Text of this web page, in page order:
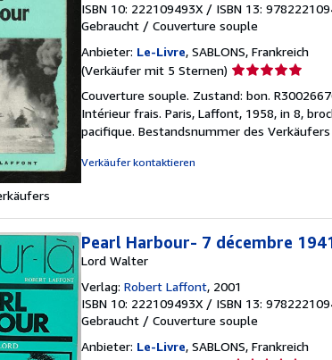
ISBN 10: 222109493X / ISBN 13:
Gebraucht / Couverture souple
Anbieter: Le-Livre, SABLONS, Frankreich
(Verkäufer mit 5 Sternen)
von
5
Sternen
Couverture souple. Zustand: bon.
Intérieur frais. Paris, Laffont, 1958, in 8,
pacifique. Bestandsnummer des Verkäufers
Verkäufer kontaktieren
Pearl Harbour- 7 décembre
Lord Walter
Verlag: Robert Laffont, 2001
ISBN 10: 222109493X / ISBN 13:
Gebraucht / Couverture souple
Anbieter: Le-Livre, SABLONS, Frankreich